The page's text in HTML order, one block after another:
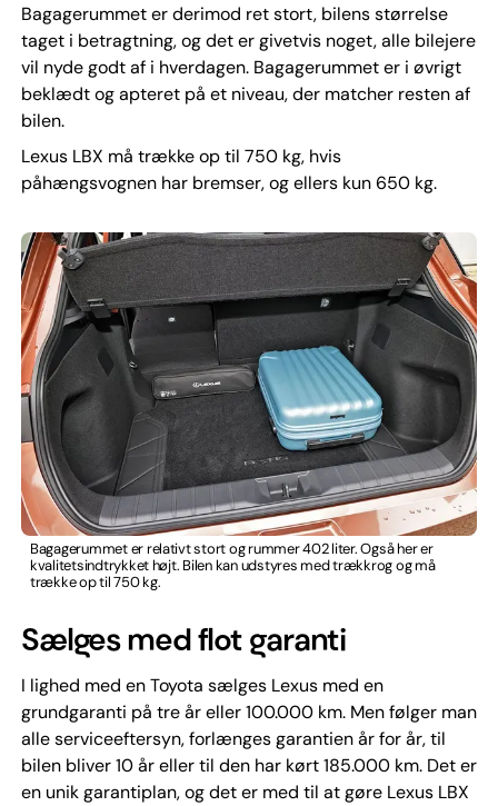
Bagagerummet er derimod ret stort, bilens størrelse
taget i betragtning, og det er givetvis noget, alle bilejere
vil nyde godt af i hverdagen. Bagagerummet er i øvrigt
beklædt og apteret på et niveau, der matcher resten af
bilen.
Lexus LBX må trække op til 750 kg, hvis
påhængsvognen har bremser, og ellers kun 650 kg.
Bagagerummet er relativt stort og rummer 402 liter. Også her er
kvalitetsindtrykket højt. Bilen kan udstyres med trækkrog og må
trække op til 750 kg.
Sælges med flot garanti
I lighed med en Toyota sælges Lexus med en
grundgaranti på tre år eller 100.000 km. Men følger man
alle serviceeftersyn, forlænges garantien år for år, til
bilen bliver 10 år eller til den har kørt 185.000 km. Det er
en unik garantiplan, og det er med til at gøre Lexus LBX